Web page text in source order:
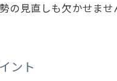
日常生活でできる坐骨
の見直しも欠かせま
ント